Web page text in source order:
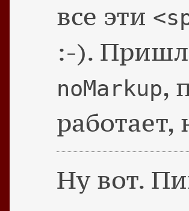
все эти
:-).
noMarkup,
работает,
Ну вот.